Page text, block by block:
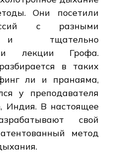
Они посетили
с разными
и тщательно
лекции Грофа.
в таких
ли и пранаяма,
у преподавателя
Индия. В настоящее
свой
метод